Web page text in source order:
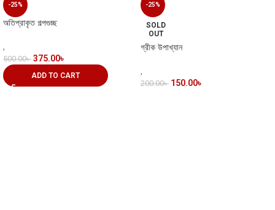
-25%
অতিপ্রাকৃত গল্পগুচ্ছ
,
500.00৳ 375.00৳
ADD TO CART
-25%
SOLD
OUT
গ্রীক উপাখ্যান
,
200.00৳ 150.00৳